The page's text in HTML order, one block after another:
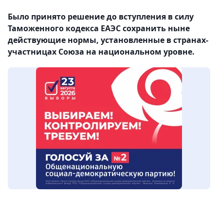
Было принято решение до вступления в силу
Таможенного кодекса ЕАЭС сохранить ныне
действующие нормы, установленные в странах-
участницах Союза на национальном уровне.